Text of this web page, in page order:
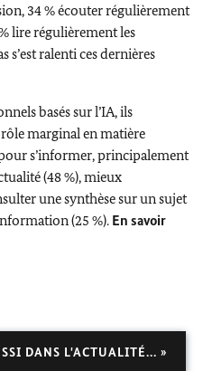
34 % écouter régulièrement
lire régulièrement les
s’est ralenti ces dernières
basés sur l’IA, ils
marginal en matière
s’informer, principalement
(48 %), mieux
une synthèse sur un sujet
(25 %). En savoir
DANS L'ACTUALITÉ... »